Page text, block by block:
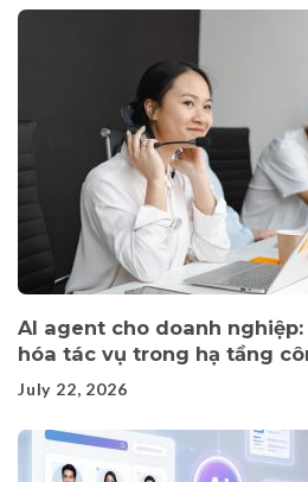
AI agent cho doanh
hóa tác vụ trong hạ tầng
July 22, 2026